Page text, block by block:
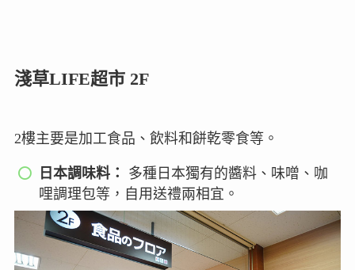
淺草LIFE超市 2F
2樓主要是加工食品、飲料和餅乾零食等。
日本調味料：
多種日本獨有的醬料、味噌、咖
哩調理包等，自用送禮兩相宜。